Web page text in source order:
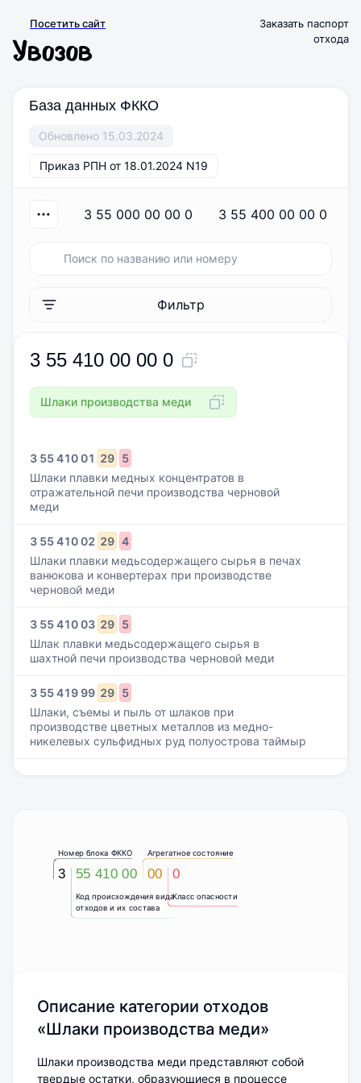
Посетить сайт
Заказать паспорт
отхода
База данных ФККО
Обновлено 15.03.2024
Приказ РПН от 18.01.2024 N19
3 55 000 00 00 0 3 55 400 00 00 0
Фильтр
3 55 410 00 00 0
Шлаки производства меди
3 5541001 29 5
Шлаки плавки медных концентратов в
отражательной печи производства черновой
меди
3 5541002 29 4
Шлаки плавки медьсодержащего сырья в печах
ванюкова и конвертерах при производстве
черновой меди
3 5541003 29 5
Шлак плавки медьсодержащего сырья в
шахтной печи производства черновой меди
3 55419 99 29 5
Шлаки, съемы и пыль от шлаков при
производстве цветных металлов из медно-
никелевых сульфидных руд полуострова таймыр
3
Номер блока ФККО
Код происхождения вида
отходов и их состава
55 410 00
Агрегатное состояние
00
Класс опасности
0
Описание категории отходов
«Шлаки производства меди»
Шлаки производства меди представляют собой
твердые остатки, образующиеся в процессе